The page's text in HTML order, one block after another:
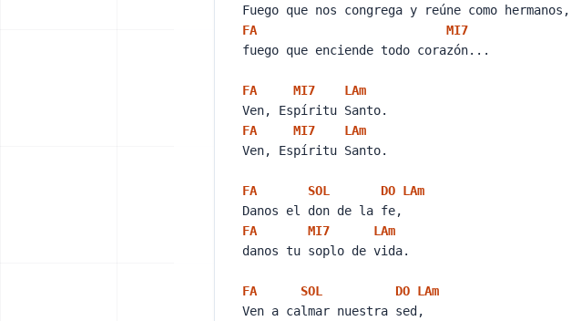
Fuego que nos congrega y reúne como hermanos,
FA
MI7
fuego que enciende todo corazón...
FA MI7 LAm
Ven, Espíritu Santo.
FA
MI7 LAm
Ven, Espíritu Santo.
FA SOL DO LAm
Danos el don de la fe,
FA
MI7 LAm
danos tu soplo de vida.
FA SOL DO LAm
Ven a calmar nuestra sed,